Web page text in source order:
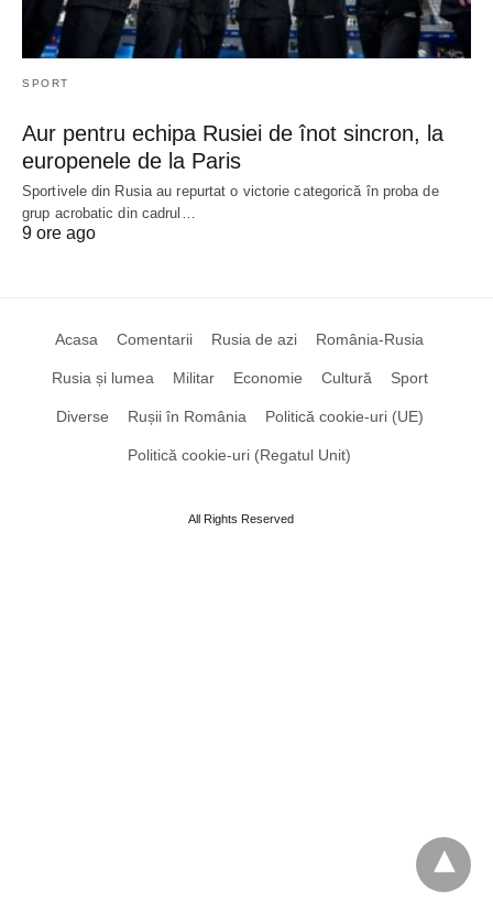
SPORT
Aur pentru echipa Rusiei de înot sincron, la
europenele de la Paris
Sportivele din Rusia au repurtat o victorie categorică în proba de
grup acrobatic din cadrul…
9 ore ago
Acasa Comentarii Rusia de azi România-Rusia
Rusia și lumea Militar Economie Cultură Sport
Diverse Rușii în România Politică cookie-uri (UE)
Politică cookie-uri (Regatul Unit)
All Rights Reserved